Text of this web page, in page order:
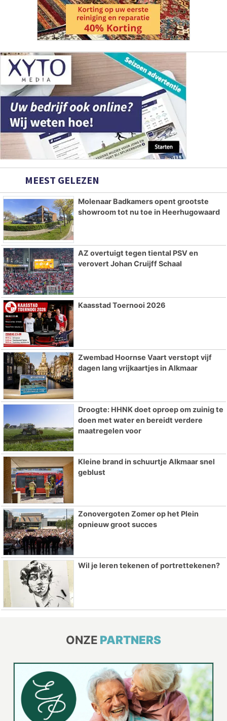
MEEST GELEZEN
Molenaar Badkamers opent grootste
showroom tot nu toe in Heerhugowaard
AZ overtuigt tegen tiental PSV en
verovert Johan Cruijff Schaal
Kaasstad Toernooi 2026
Zwembad Hoornse Vaart verstopt vijf
dagen lang vrijkaartjes in Alkmaar
Droogte: HHNK doet oproep om zuinig te
doen met water en bereidt verdere
maatregelen voor
Kleine brand in schuurtje Alkmaar snel
geblust
Zonovergoten Zomer op het Plein
opnieuw groot succes
Wil je leren tekenen of portrettekenen?
ONZE PARTNERS